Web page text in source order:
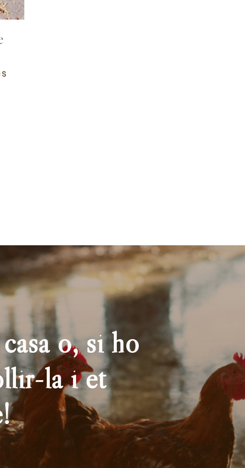
o, si ho
la i et